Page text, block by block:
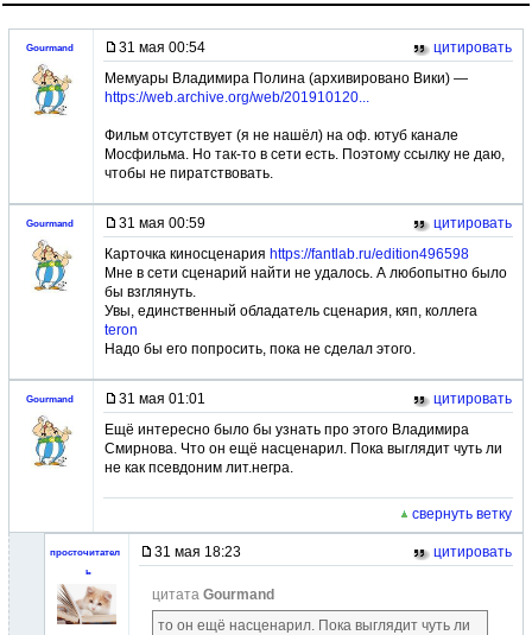
Gourmand 31 мая 00:54
цитировать
Мемуары Владимира Полина (архивировано Вики) —
https://web.archive.org/web/201910120...
Фильм отсутствует (я не нашёл) на оф. ютуб канале
Мосфильма. Но так-то в сети есть. Поэтому ссылку не даю,
чтобы не пиратствовать.
Gourmand 31 мая 00:59
цитировать
Карточка киносценария https://fantlab.ru/edition496598
Мне в сети сценарий найти не удалось. А любопытно было
бы взглянуть.
Увы, единственный обладатель сценария, кяп, коллега
teron
Надо бы его попросить, пока не сделал этого.
Gourmand 31 мая 01:01
цитировать
Ещё интересно было бы узнать про этого Владимира
Смирнова. Что он ещё насценарил. Пока выглядит чуть ли
не как псевдоним лит.негра.
свернуть ветку
просточитател
ь
31 мая 18:23 цитировать
цитата Gourmand
то он ещё насценарил. Пока выглядит чуть ли